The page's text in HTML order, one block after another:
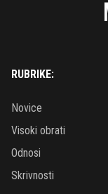
RUBRIKE:
Novice
Visoki obrati
Odnosi
Skrivnosti